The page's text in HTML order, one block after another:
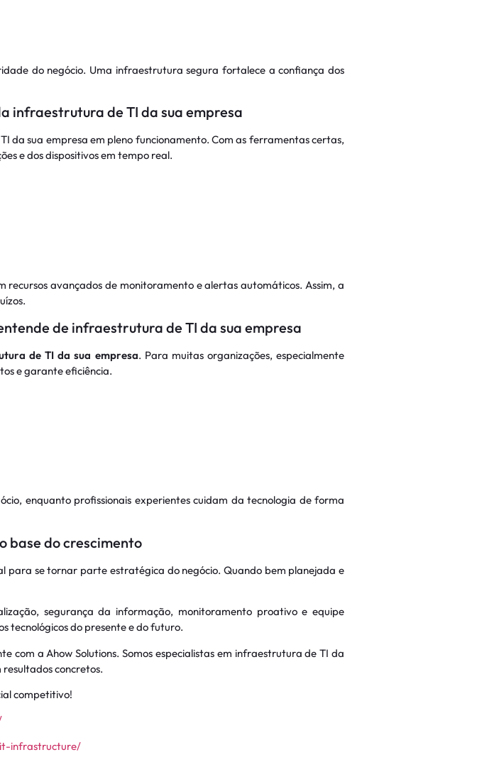
do negócio. Uma infraestrutura segura fortalece a confiança dos
infraestrutura de TI da sua empresa
sua empresa em pleno funcionamento. Com as ferramentas certas,
e dos dispositivos em tempo real.
recursos avançados de monitoramento e alertas automáticos. Assim, a
de infraestrutura de TI da sua empresa
de TI da sua empresa. Para muitas organizações, especialmente
e garante eficiência.
enquanto profissionais experientes cuidam da tecnologia de forma
base do crescimento
para se tornar parte estratégica do negócio. Quando bem planejada e
segurança da informação, monitoramento proativo e equipe
tecnológicos do presente e do futuro.
com a Ahow Solutions. Somos especialistas em infraestrutura de TI da
resultados concretos.
competitivo!
infrastructure/